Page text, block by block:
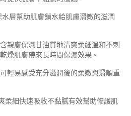
層幫助肌膚鎖水給肌膚滑嫩的滋潤
親膚保濕甘油質地清爽柔細溫和不刺
燥肌膚帶來長時間保濕效果。
輕易感受充分滋潤後的柔嫩與滑順重
柔細快速吸收不黏膩有效幫助修護肌